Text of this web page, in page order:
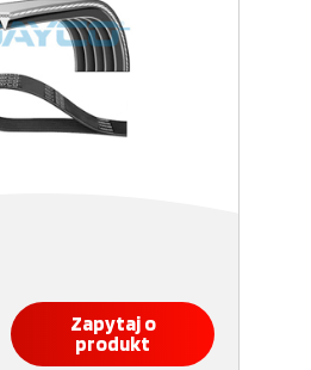
Zapytaj o
produkt